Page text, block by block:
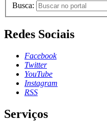
Busca:
Redes Sociais
Facebook
Twitter
YouTube
Instagram
RSS
Serviços